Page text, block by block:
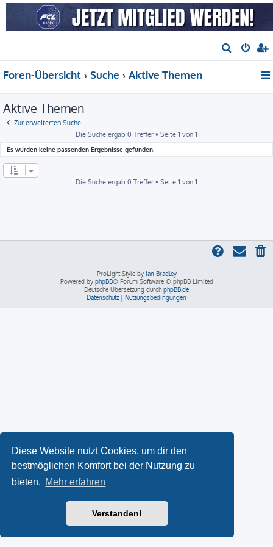
Diese Website nutzt Cookies, um dir den
bestmöglichen Komfort bei der Nutzung zu
bieten. Mehr erfahren
Verstanden!
u
h
Foren-Übersicht Suche Aktive Themen
Aktive Themen
Zur erweiterten Suche
Die Suche ergab 0 Treffer • Seite 1 von 1
Es wurden keine passenden Ergebnisse gefunden.
Die Suche ergab 0 Treffer • Seite 1 von 1
ProLight Style by Ian Bradley
Powered by phpBB® Forum Software © phpBB Limited
Deutsche Übersetzung durch phpBB.de
Datenschutz
Nutzungsbedingungen